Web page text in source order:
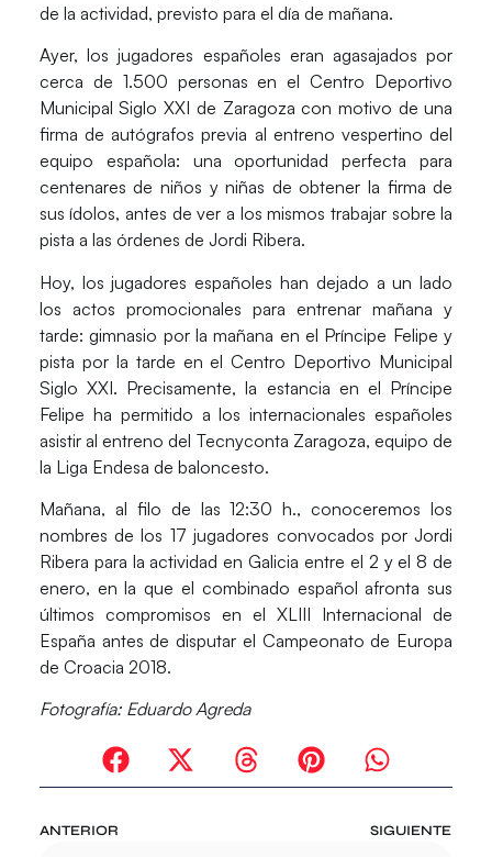
de la actividad, previsto para el día de mañana.
Ayer, los jugadores españoles eran agasajados por
cerca de 1.500 personas en el Centro Deportivo
Municipal Siglo XXI de Zaragoza con motivo de una
firma de autógrafos previa al entreno vespertino del
equipo española: una oportunidad perfecta para
centenares de niños y niñas de obtener la firma de
sus ídolos, antes de ver a los mismos trabajar sobre la
pista a las órdenes de Jordi Ribera.
Hoy, los jugadores españoles han dejado a un lado
los actos promocionales para entrenar mañana y
tarde: gimnasio por la mañana en el Príncipe Felipe y
pista por la tarde en el Centro Deportivo Municipal
Siglo XXI. Precisamente, la estancia en el Príncipe
Felipe ha permitido a los internacionales españoles
asistir al entreno del Tecnyconta Zaragoza, equipo de
la Liga Endesa de baloncesto.
Mañana, al filo de las 12:30 h., conoceremos los
nombres de los 17 jugadores convocados porJordi
Ribera para la actividad en Galicia entre el 2 y el 8 de
enero, en la que el combinado español afronta sus
últimos compromisos en el XLIII Internacional de
España antes de disputar el Campeonato de Europa
de Croacia 2018.
Fotografía: Eduardo Agreda
ANTERIOR SIGUIENTE